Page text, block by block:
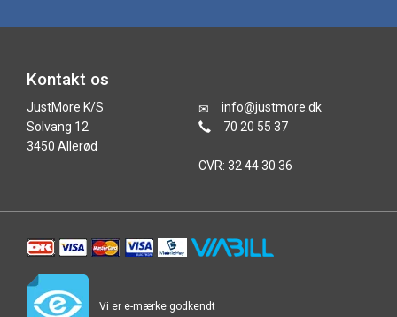
Kontakt os
JustMore K/S
Solvang 12
3450 Allerød
info@justmore.dk
70 20 55 37
CVR: 32 44 30 36
Vi er e-mærke godkendt